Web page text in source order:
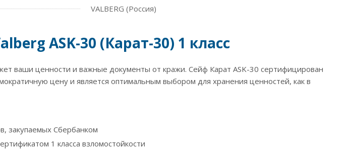
VALBERG (Россия)
ASK-30 (Карат-30) 1 класс
ваши ценности и важные документы от кражи. Сейф Карат ASK-30 сертифицирован
цену и является оптимальным выбором для хранения ценностей, как в
закупаемых Сбербанком
1 класса взломостойкости